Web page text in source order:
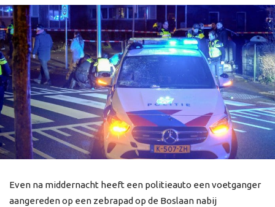
Even na middernacht heeft een politieauto een voetganger
aangereden op een zebrapad op de Boslaan nabij